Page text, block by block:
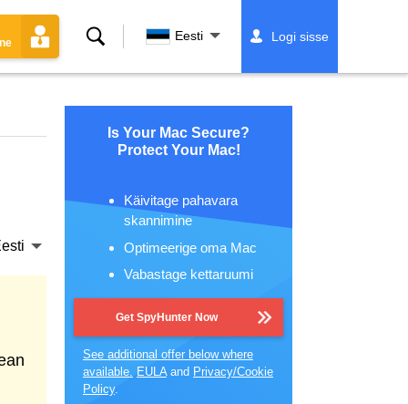
Otsing Eesti Logi sisse
Is Your Mac Secure?
Protect Your Mac!
Käivitage pahavara
skannimine
Optimeerige oma Mac
Vabastage kettaruumi
Get SpyHunter Now
See additional offer below where
available. EULAand Privacy/Cookie
Policy.